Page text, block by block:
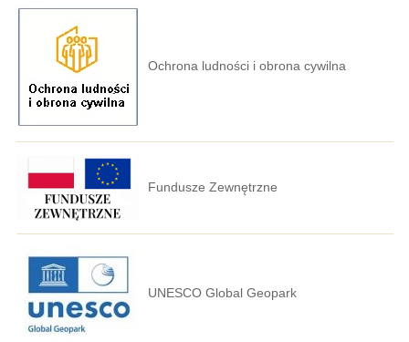
Ochrona ludności i obrona cywilna
Fundusze Zewnętrzne
UNESCO Global Geopark